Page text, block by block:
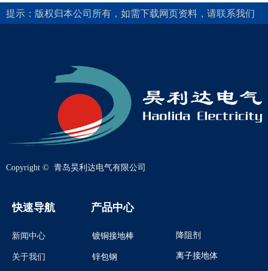
快速导航
新闻中心
关于我们
产品中心
镀铜接地棒
锌包钢
降阻剂
离子接地体
Copyright © 青岛昊利达电气有限公司
提示：版权归本公司所有，如需下载网页资料，请联系我们